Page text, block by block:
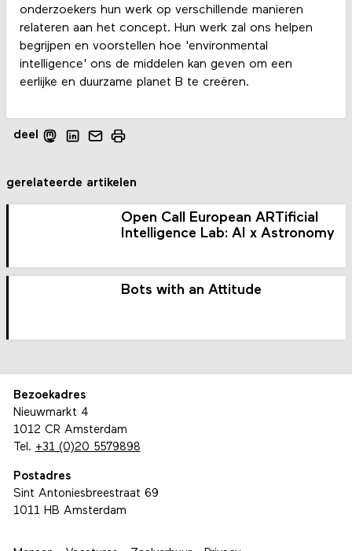
onderzoekers hun werk op verschillende manieren
relateren aan het concept. Hun werk zal ons helpen
begrijpen en voorstellen hoe 'environmental
intelligence' ons de middelen kan geven om een ​​
eerlijke en duurzame planet B te creëren.
deel
gerelateerde artikelen
Open Call European ARTificial
Intelligence Lab: AI x Astronomy
Bots with an Attitude
Bezoekadres
Nieuwmarkt 4
1012 CR Amsterdam
Tel. +31 (0)20 5579898
Postadres
Sint Antoniesbreestraat 69
1011 HB Amsterdam